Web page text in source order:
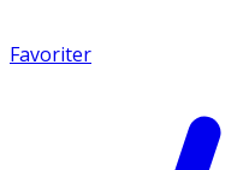
Favoriter